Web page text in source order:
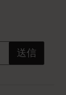
送信